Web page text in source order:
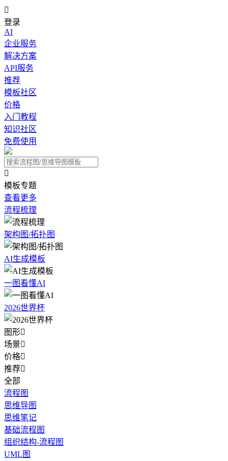

登录
AI
企业服务
解决方案
API服务
推荐
模板社区
价格
入门教程
知识社区
免费使用

模板专题
查看更多
流程梳理
架构图/拓扑图
AI生成模板
一图看懂AI
2026世界杯
图形
场景
价格
推荐
全部
流程图
思维导图
思维笔记
基础流程图
组织结构-流程图
UML图